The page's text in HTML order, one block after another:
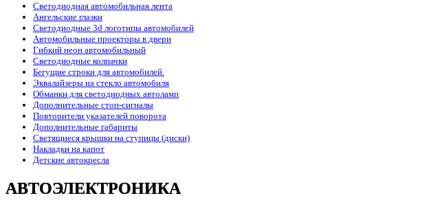
Светодиодная автомобильная лента
Ангельские глазки
Светодиодные 3d логотипы автомобилей
Автомобильные проекторы в двери
Гибкий неон автомобильный
Светодиодные колпачки
Бегущие строки для автомобилей.
Эквалайзеры на стекло автомобиля
Обманки для светодиодных автоламп
Дополнительные стоп-сигналы
Повторители указателей поворота
Дополнительные габариты
Светящиеся крышки на ступицы (диски)
Накладки на капот
Детские автокресла
АВТОЭЛЕКТРОНИКА